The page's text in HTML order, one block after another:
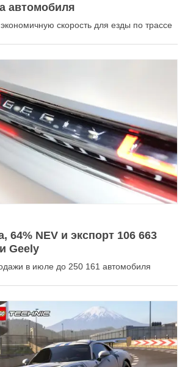
автомобиля
скорость для езды по трассе
64% NEV и экспорт 106 663
Geely
в июле до 250 161 автомобиля